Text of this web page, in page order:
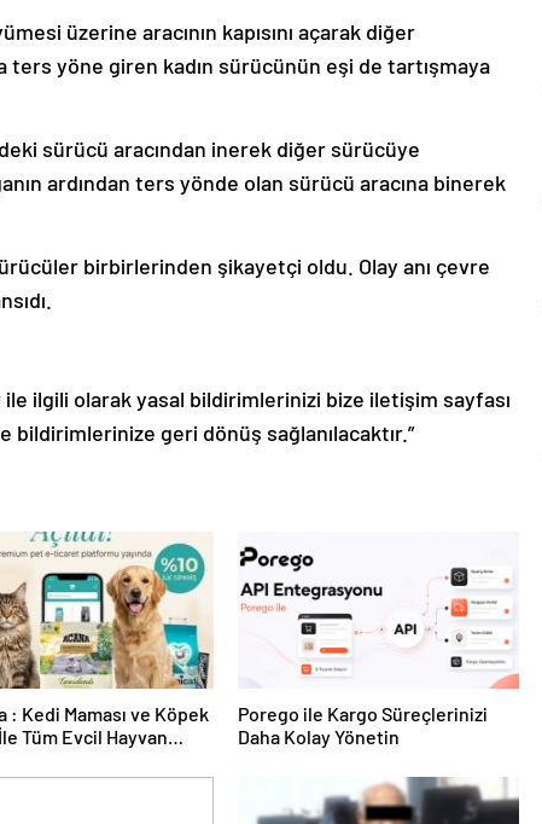
üzerine aracının kapısını açarak diğer
ters yöne giren kadın sürücünün eşi de tartışmaya
sürücü aracından inerek diğer sürücüye
ardından ters yönde olan sürücü aracına binerek
birbirlerinden şikayetçi oldu. Olay anı çevre
ilgili olarak yasal bildirimlerinizi bize iletişim sayfası
geri dönüş sağlanılacaktır.”
: Kedi Maması ve Köpek
Tüm Evcil Hayvan
Porego ile Kargo Süreçlerinizi
Daha Kolay Yönetin